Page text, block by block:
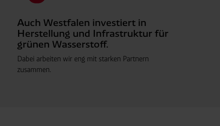
Auch Westfalen investiert in
Herstellung und Infrastruktur für
grünen Wasserstoff.
Dabei arbeiten wir eng mit starken Partnern
zusammen.